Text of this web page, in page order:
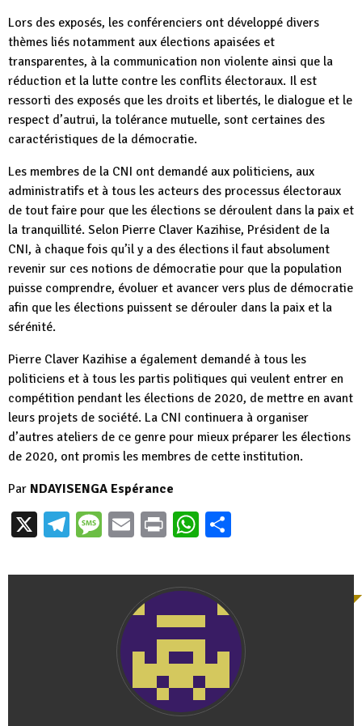
Lors des exposés, les conférenciers ont développé divers
thèmes liés notamment aux élections apaisées et
transparentes, à la communication non violente ainsi que la
réduction et la lutte contre les conflits électoraux. Il est
ressorti des exposés que les droits et libertés, le dialogue et le
respect d’autrui, la tolérance mutuelle, sont certaines des
caractéristiques de la démocratie.
Les membres de la CNI ont demandé aux politiciens, aux
administratifs et à tous les acteurs des processus électoraux
de tout faire pour que les élections se déroulent dans la paix et
la tranquillité. Selon Pierre Claver Kazihise, Président de la
CNI, à chaque fois qu’il y a des élections il faut absolument
revenir sur ces notions de démocratie pour que la population
puisse comprendre, évoluer et avancer vers plus de démocratie
afin que les élections puissent se dérouler dans la paix et la
sérénité.
Pierre Claver Kazihise a également demandé à tous les
politiciens et à tous les partis politiques qui veulent entrer en
compétition pendant les élections de 2020, de mettre en avant
leurs projets de société. La CNI continuera à organiser
d’autres ateliers de ce genre pour mieux préparer les élections
de 2020, ont promis les membres de cette institution.
Par NDAYISENGA Espérance
X Telegram
Message
EmailPrintWhatsApp